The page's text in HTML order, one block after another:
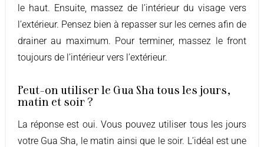
le haut. Ensuite, massez de l’intérieur du visage vers
l’extérieur. Pensez bien à repasser sur les cernes afin de
drainer au maximum. Pour terminer, massez le front
toujours de l’intérieur vers l’extérieur.
Peut-on utiliser le Gua Sha tous les jours,
matin et soir ?
La réponse est oui. Vous pouvez utiliser tous les jours
votre Gua Sha, le matin ainsi que le soir. L’idéal est une